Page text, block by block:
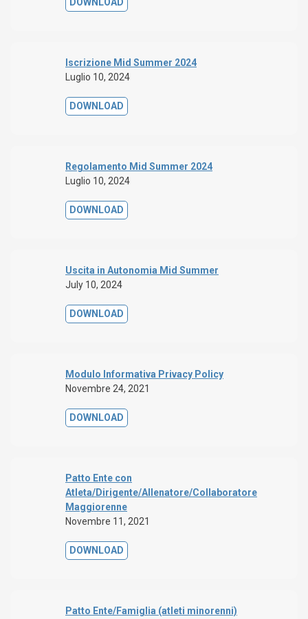
Iscrizione Mid Summer 2024
Luglio 10, 2024
DOWNLOAD
Regolamento Mid Summer 2024
Luglio 10, 2024
DOWNLOAD
Uscita in Autonomia Mid Summer
July 10, 2024
DOWNLOAD
Modulo Informativa Privacy Policy
Novembre 24, 2021
DOWNLOAD
Patto Ente con
Atleta/Dirigente/Allenatore/Collaboratore
Maggiorenne
Novembre 11, 2021
DOWNLOAD
Patto Ente/Famiglia (atleti minorenni)